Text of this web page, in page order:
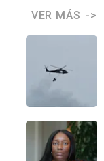
VER MÁS